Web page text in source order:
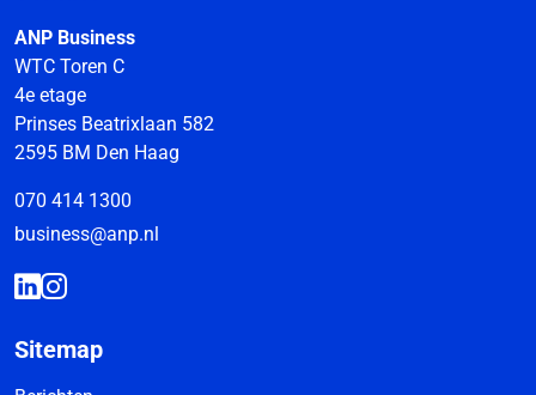
ANP Business
WTC Toren C
4e etage
Prinses Beatrixlaan 582
2595 BM Den Haag
070 414 1300
business@anp.nl
Sitemap